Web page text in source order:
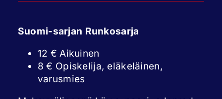
Suomi-sarjan Runkosarja
12 € Aikuinen
8 € Opiskelija, eläkeläinen,
varusmies